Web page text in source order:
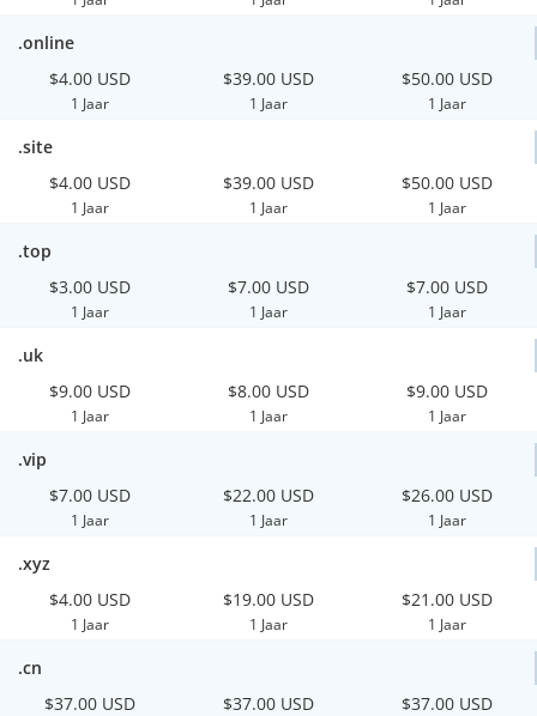
.online
$4.00 USD
1 Jaar
$39.00 USD
1 Jaar
$50.00 USD
1 Jaar
.site
$4.00 USD
1 Jaar
$39.00 USD
1 Jaar
$50.00 USD
1 Jaar
.top
$3.00 USD
1 Jaar
$7.00 USD
1 Jaar
$7.00 USD
1 Jaar
.uk
$9.00 USD
1 Jaar
$8.00 USD
1 Jaar
$9.00 USD
1 Jaar
.vip
$7.00 USD
1 Jaar
$22.00 USD
1 Jaar
$26.00 USD
1 Jaar
.xyz
$4.00 USD
1 Jaar
$19.00 USD
1 Jaar
$21.00 USD
1 Jaar
.cn
$37.00 USD
$37.00 USD $37.00 USD